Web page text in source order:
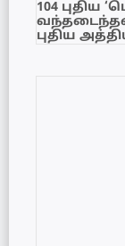
104 புதிய
புதிய